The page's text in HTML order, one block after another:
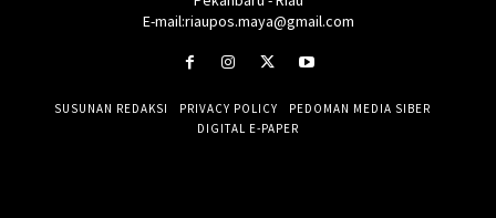
E-mail:riaupos.maya@gmail.com
SUSUNAN REDAKSI PRIVACY POLICY
PEDOMAN MEDIA SIBER
DIGITAL E-PAPER